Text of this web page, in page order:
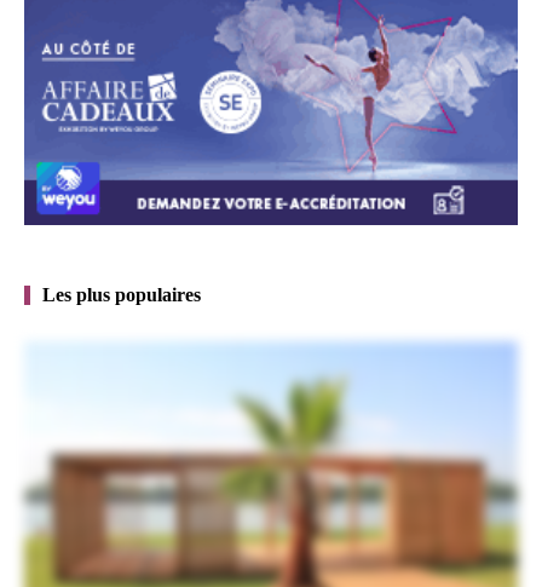
Les plus populaires